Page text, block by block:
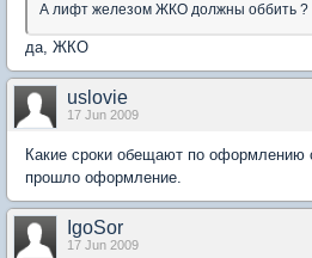
А лифт железом ЖКО должны оббить ?
да, ЖКО
uslovie
17 Jun 2009
Какие сроки обещают по оформлению
прошло оформление.
IgoSor
17 Jun 2009